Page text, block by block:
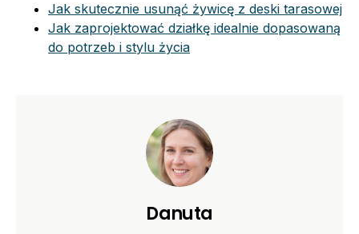
Jak skutecznie usunąć żywicę z deski tarasowej
Jak zaprojektować działkę idealnie dopasowaną
do potrzeb i stylu życia
Danuta